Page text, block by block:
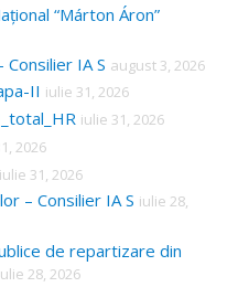
“Márton Áron”
IA S august 3, 2026
II iulie 31, 2026
iulie 31, 2026
2026
iulie 31, 2026
– Consilier IA S iulie 28,
de repartizare din
28, 2026